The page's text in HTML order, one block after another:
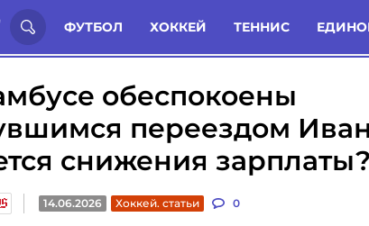
ФУТБОЛ ХОККЕЙ ТЕННИС
России: Статьи Комменты Новости
обеспокоены
переездом
снижения зарплаты?
14.06.2026 Хоккей. статьи 0